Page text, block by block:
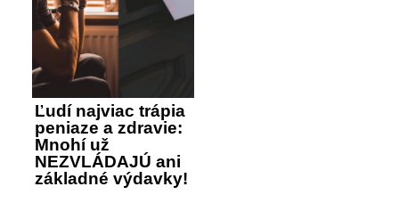
Ľudí najviac trápia
peniaze a zdravie:
Mnohí už
NEZVLÁDAJÚ ani
základné výdavky!